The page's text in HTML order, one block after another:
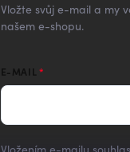
Vložte svůj e-mail a my
našem e-shopu.
E-MAIL